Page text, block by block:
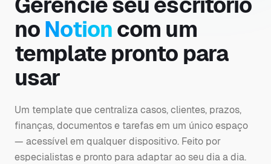
noNotioncom um
template pronto para
usar
Um template que centraliza casos, clientes, prazos,
finanças, documentos e tarefas em um único espaço
— acessível em qualquer dispositivo. Feito por
especialistas e pronto para adaptar ao seu dia a dia.